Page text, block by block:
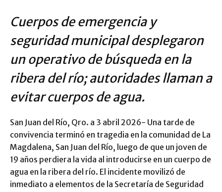
Cuerpos de emergencia y
seguridad municipal desplegaron
un operativo de búsqueda en la
ribera del río; autoridades llaman a
evitar cuerpos de agua.
San Juan del Río, Qro. a 3 abril 2026- Una tarde de
convivencia terminó en tragedia en la comunidad de La
Magdalena, San Juan del Río, luego de que un joven de
19 años perdiera la vida al introducirse en un cuerpo de
agua en la ribera del río. El incidente movilizó de
inmediato a elementos de la Secretaría de Seguridad